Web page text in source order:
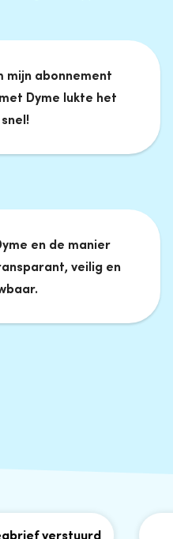
mijn abonnement
Dyme lukte het
en de manier
veilig en
verstuurd